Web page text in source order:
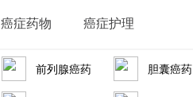
癌症药物 癌症护理
前列腺癌药 胆囊癌药